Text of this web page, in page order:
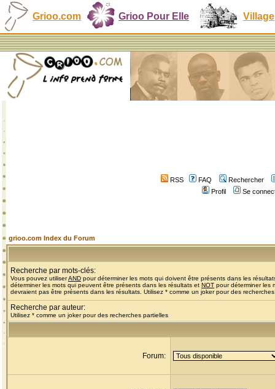
Grioo.com Grioo Pour Elle Village
RSS FAQ
Rechercher
Profil
Se
grioo.com Index du Forum
Recherche par mots-clés:
Vous pouvez utiliserAND pour déterminer les mots qui doivent être présents dans les
déterminer les mots qui peuvent être présents dans les résultats et NOT pour déterminer les
devraient pas être présents dans les résultats. Utilisez * comme un joker pour des
Recherche par auteur:
Utilisez * comme un joker pour des recherches partielles
Forum: